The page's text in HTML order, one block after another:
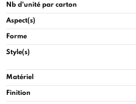
Nb d'unité par carton
Aspect(s)
Forme
Style(s)
Matériel
Finition